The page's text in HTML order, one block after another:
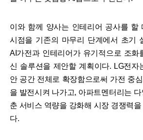
이와 함께 양사는 인테리어 공사를 할
시점을 기존의 마무리 단계에서 초기
AI가전과 인테리어가 유기적으로 조화
신 솔루션을 제안할 계획이다. LG전자
안 공간 전체로 확장함으로써 가전 중
을 발전시켜 나가고, 아파트멘터리는
춘 서비스 역량을 강화해 시장 경쟁력
다.